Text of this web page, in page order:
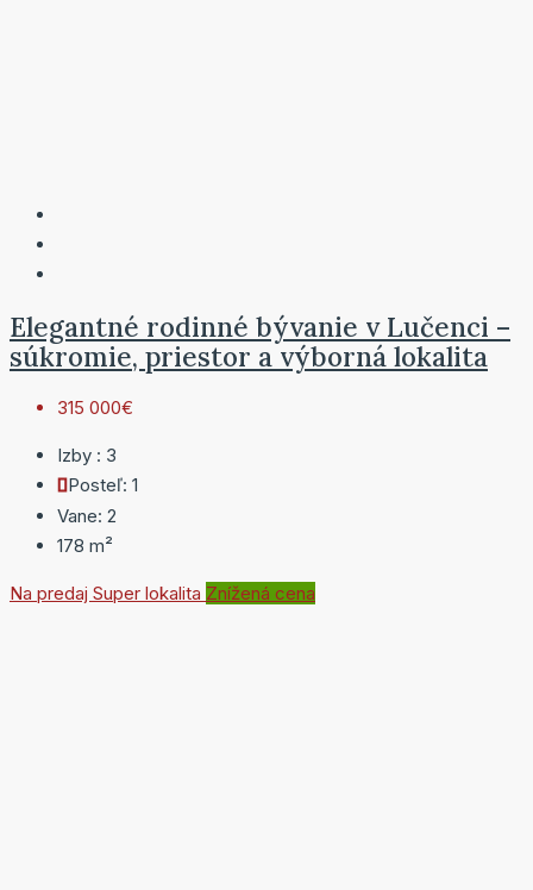
Elegantné rodinné bývanie v Lučenci –
súkromie, priestor a výborná lokalita
315 000€
Izby : 3
Posteľ: 1
Vane: 2
178 m²
Na predaj Super lokalita Znížená cena